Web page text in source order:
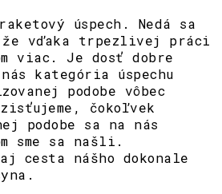
raketový úspech. Nedá sa
vďaka trpezlivej práci
viac. Je dosť dobre
kategória úspechu
podobe vôbec
čokoľvek
podobe sa na nás
sme sa našli.
cesta nášho dokonale